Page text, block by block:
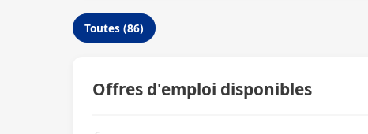
Toutes (86)
Offres d'emploi disponibles